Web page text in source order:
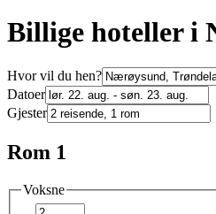
Billige hoteller i
Hvor vil du hen?
Datoer
Gjester
Rom 1
Voksne